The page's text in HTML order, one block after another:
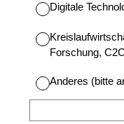
Digitale
Forschung,
Anderes (bitte